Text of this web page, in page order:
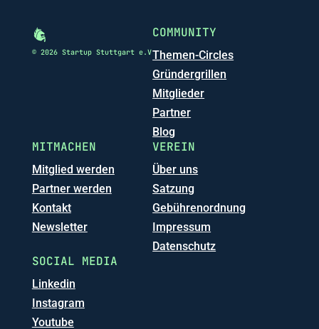
© 2026 Startup Stuttgart e.V
COMMUNITY
Themen-Circles
Gründergrillen
Mitglieder
Partner
Blog
MITMACHEN
Mitglied werden
Partner werden
Kontakt
Newsletter
VEREIN
Über uns
Satzung
Gebührenordnung
Impressum
Datenschutz
SOCIAL MEDIA
Linkedin
Instagram
Youtube